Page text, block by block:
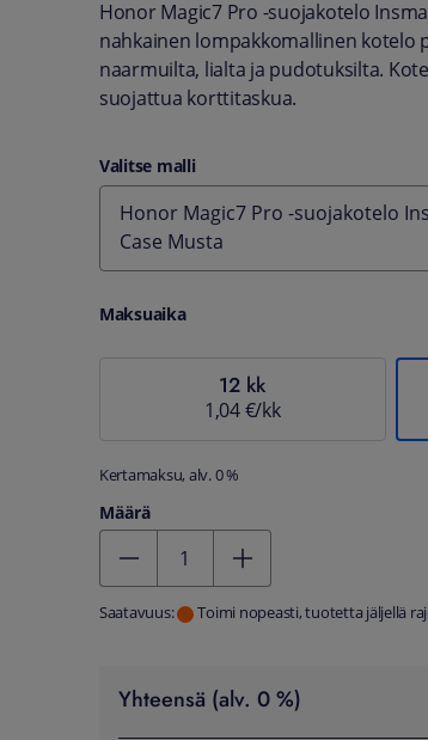
Honor Magic7 Pro -suojakotelo
nahkainen lompakkomallinen kotelo
naarmuilta, lialta ja pudotuksilta.
suojattua korttitaskua.
Valitse malli
Honor Magic7 Pro -suojakotelo
Case Musta
Maksuaika
12 kk
1,04 €/kk
Kertamaksu, alv. 0 %
Määrä
Saatavuus: Toimi nopeasti, tuotetta jäljellä
Yhteensä (alv. 0 %)